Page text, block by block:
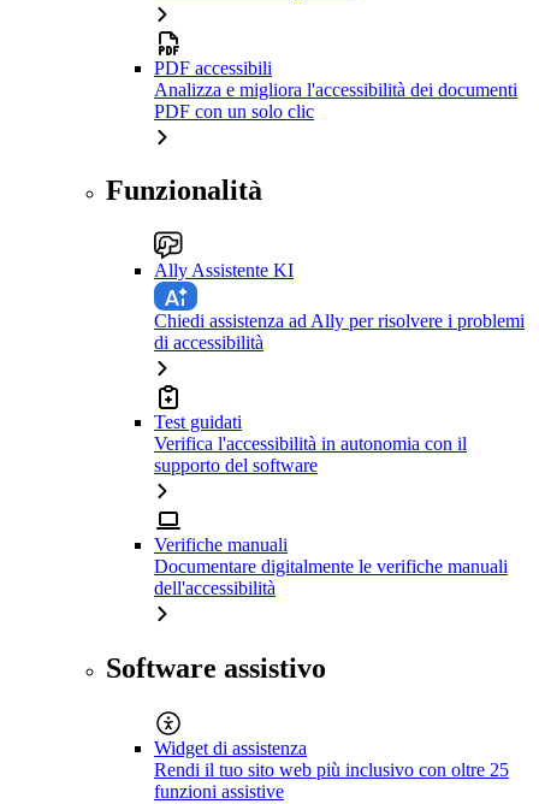
PDF accessibili
Analizza e migliora l'accessibilità dei documenti
PDF con un solo clic
Funzionalità
Ally Assistente KI
Chiedi assistenza ad Ally per risolvere i problemi
di accessibilità
Test guidati
Verifica l'accessibilità in autonomia con il
supporto del software
Verifiche manuali
Documentare digitalmente le verifiche manuali
dell'accessibilità
Software assistivo
Widget di assistenza
Rendi il tuo sito web più inclusivo con oltre 25
funzioni assistive